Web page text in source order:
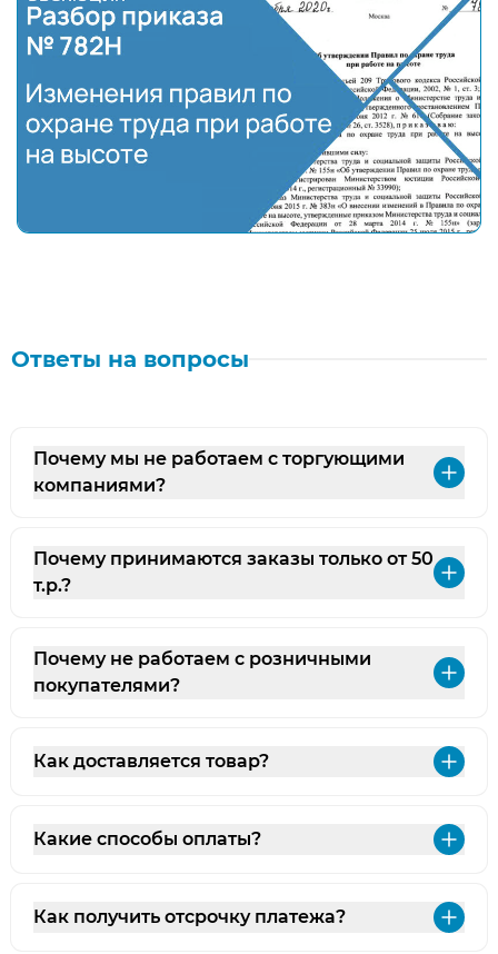
Полный разбор нового приказа № 782Н "Об
Ответы на вопросы
Почему мы не работаем с торгующими
компаниями?
Почему принимаются заказы только от 50
т.р.?
Почему не работаем с розничными
покупателями?
Как доставляется товар?
Какие способы оплаты?
Как получить отсрочку платежа?